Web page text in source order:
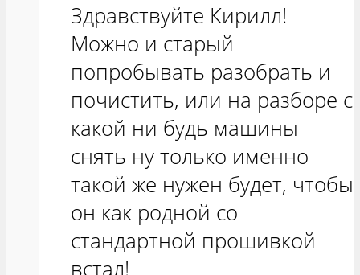
Здравствуйте Кирилл!
Можно и старый
попробывать разобрать и
почистить, или на разборе с
какой ни будь машины
снять ну только именно
такой же нужен будет, чтобы
он как родной со
стандартной прошивкой
встал!